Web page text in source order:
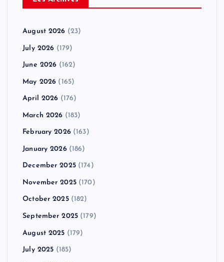
August 2026 (23)
July 2026 (179)
June 2026 (162)
May 2026 (165)
April 2026 (176)
March 2026 (183)
February 2026(163)
January 2026(186)
December 2025(174)
November 2025(170)
October 2025(182)
September 2025 (179)
August 2025 (179)
July 2025 (185)